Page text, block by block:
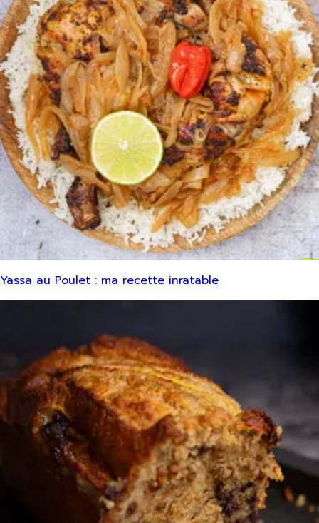
Yassa au Poulet : ma recette inratable